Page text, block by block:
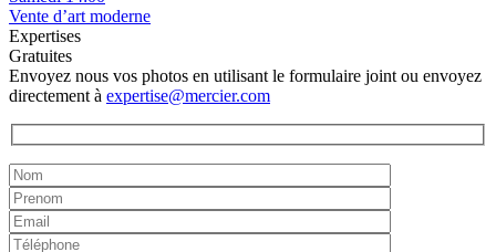
Vente d’art moderne
Expertises
Gratuites
Envoyez nous vos photos en utilisant le formulaire joint ou envoyez
directement à expertise@mercier.com